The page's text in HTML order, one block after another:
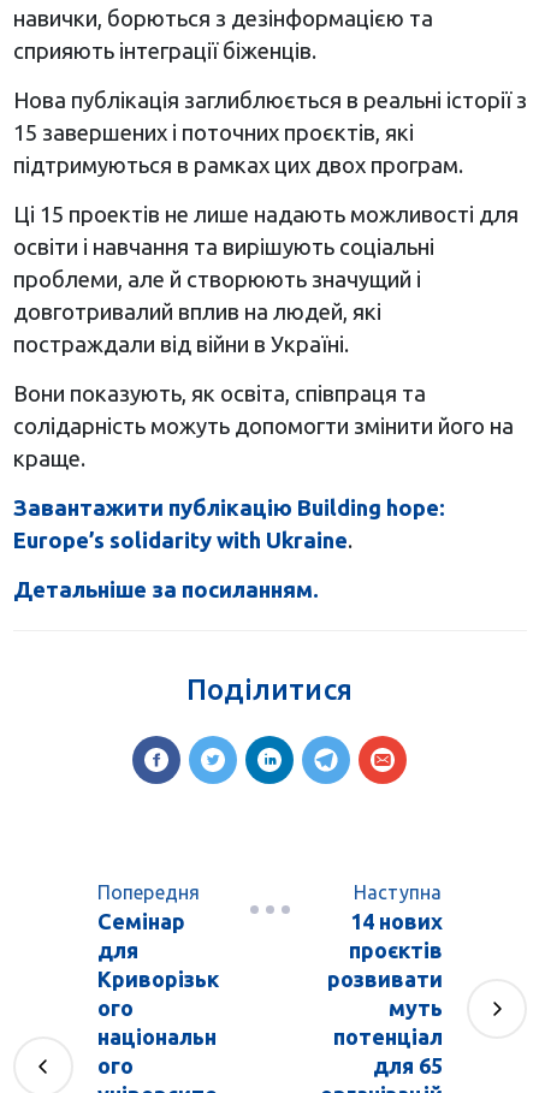
навички, борються з дезінформацією та
сприяють інтеграції біженців.
Нова публікація заглиблюється в реальні історії з
15 завершених і поточних проєктів, які
підтримуються в рамках цих двох програм.
Ці 15 проектів не лише надають можливості для
освіти і навчання та вирішують соціальні
проблеми, але й створюють значущий і
довготривалий вплив на людей, які
постраждали від війни в Україні.
Вони показують, як освіта, співпраця та
солідарність можуть допомогти змінити його на
краще.
Завантажити публікацію Building hope:
Europe’s solidarity with Ukraine.
Детальніше за посиланням.
Поділитися
Попередня
Семінар
для
Криворізьк
ого
національн
ого
Наступна
14 нових
проєктів
розвивати
муть
потенціал
для 65